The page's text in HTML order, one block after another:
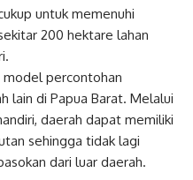
untuk memenuhi
200 hektare lahan
model percontohan
lain di Papua Barat. Melalui
daerah dapat memiliki
sehingga tidak lagi
dari luar daerah.